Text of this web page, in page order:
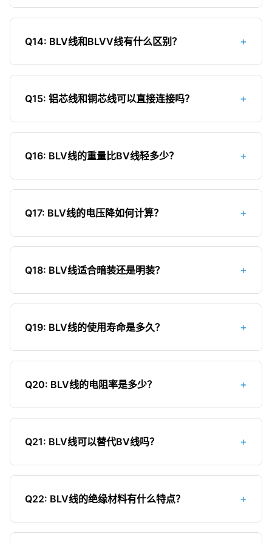
10mm²为1.0mm。绝缘层厚度不足会影响电线的绝
不建议。空调等大功率电器建议使用铜芯电线（BV
以满足载流量要求。例如，1.5匹空调通常使用
2.5mm²铜芯线，若使用铝芯线则需要4mm²以上。
Q14: BLV线和BLVV线有什么区别？ +
BLVV线是铝芯聚氯乙烯绝缘聚氯乙烯护套电线，比
缘性能更好，机械强度更高，更适合在潮湿、多尘
等环境中使用。BLVV线的价格也比BLV线稍高。
Q15: 铝芯线和铜芯线可以直接连接吗？ +
不建议直接连接，容易产生电化腐蚀。铝和铜的电
铝线加速腐蚀。正确做法是使用专用的铜铝过渡接
头，或在连接处涂导电膏，防止电化腐蚀。
Q16: BLV线的重量比BV线轻多少？ +
铝的密度约为铜的1/3，因此BLV线比同规格的BV线
3.2公斤，而同样长度的BLV线约重1.1公斤。这使得
BLV线在远距离敷设时更轻便，安装更省力。
Q17: BLV线的电压降如何计算？ +
电压降计算公式：△U = 2 × ρ × L × I / S。其中，
是导线长度（单位：米），I是电流（单位：A），S
是导线截面积（单位：mm²）。一般要求电压降不
Q18: BLV线适合暗装还是明装？ +
BLV线更适合明装敷设。虽然理论上也可以暗装，但
墙）如果有潮湿或接头处理不当，容易发生氧化导
致接触不良或断线。暗装环境下建议使用BV线或
Q19: BLV线的使用寿命是多久？ +
在正常使用条件下，BLV线的使用寿命约为15-20
约20-30年）。使用寿命受使用环境、负载情况、
安装质量等因素影响。如果使用环境恶劣或长期过
Q20: BLV线的电阻率是多少？ +
铝导体的电阻率（20℃时）约为
0.0172Ω·mm²/m。这就是为什么铝线的导电性能比
铜线差，在相同截面积下，铝线的电阻更大，更容
Q21: BLV线可以替代BV线吗？ +
在某些情况下可以，但需要注意以下几点：1）选择
理，防止氧化；3）考虑电压降问题；4）使用寿命
会缩短。对于家庭装修，建议优先使用BV线，特别
Q22: BLV线的绝缘材料有什么特点？ +
BLV线使用聚氯乙烯（PVC）作为绝缘材料。PVC绝